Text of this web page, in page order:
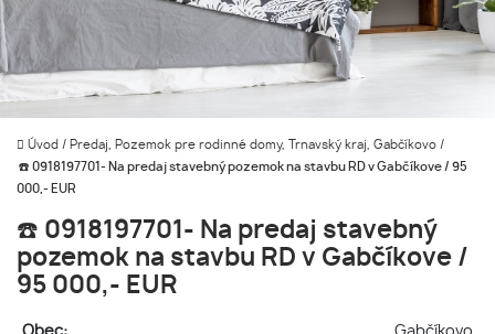
Úvod / Predaj, Pozemok pre rodinné domy, Trnavský kraj, Gabčíkovo /
☎️ 0918197701- Na predaj stavebný pozemok na stavbu RD v Gabčíkove / 95
000,- EUR
☎️ 0918197701- Na predaj stavebný
pozemok na stavbu RD v Gabčíkove /
95 000,- EUR